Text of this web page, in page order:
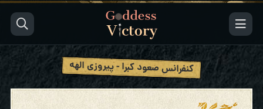
کنفرانس صعود کبرا - پیروزی الهه